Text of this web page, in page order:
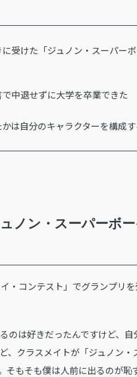
受けた「ジュノン・スーパー
中退せずに大学を卒業できた
は自分のキャラクターを構成
ノン・スーパーボ
イ・コンテスト」でグランプリ
は好きだったんですけど、
、クラスメイトが「ジュノン
もそも僕は人前に出るのが恥